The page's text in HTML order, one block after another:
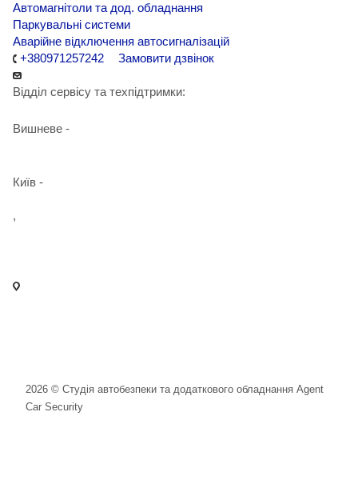
Автомагнітоли та дод. обладнання
Паркувальні системи
Аварійне відключення автосигналізацій
+380971257242
Замовити дзвінок
Відділ сервісу та техпідтримки:
Вишневе -
Київ -
,
2026 © Студія автобезпеки та додаткового обладнання Agent
Car Security